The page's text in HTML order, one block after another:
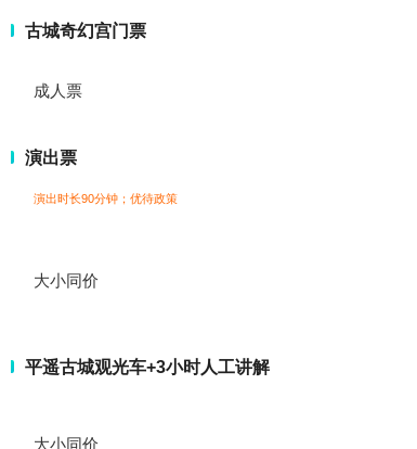
古城奇幻宫门票
成人票
演出票
演出时长90分钟； 优待政策
大小同价
平遥古城观光车+3小时人工讲解
大小同价